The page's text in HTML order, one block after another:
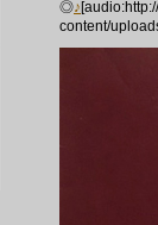
◎♪
content/